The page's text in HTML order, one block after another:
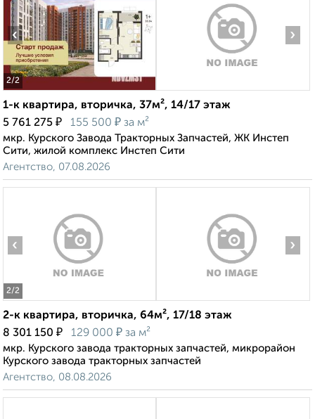
2/2
‹ ›
1-к квартира, вторичка, 37м², 14/17 этаж
5 761 275 ₽ 155 500 ₽ за м²
мкр. Курского Завода Тракторных Запчастей, ЖК Инстеп
Сити, жилой комплекс Инстеп Сити
Агентство, 07.08.2026
2/2
‹ ›
2-к квартира, вторичка, 64м², 17/18 этаж
8 301 150 ₽ 129 000 ₽ за м²
мкр. Курского завода тракторных запчастей, микрорайон
Курского завода тракторных запчастей
Агентство, 08.08.2026